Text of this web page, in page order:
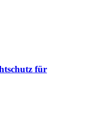
für